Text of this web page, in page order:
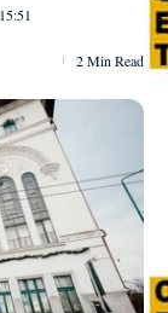
2 Min Read